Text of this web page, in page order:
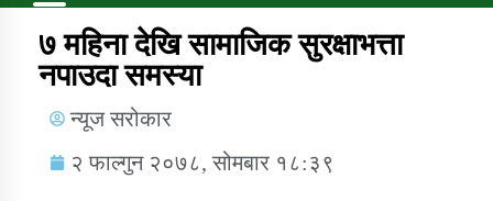
Trending Now
कुषि बिकास कार्यालय जुम्ला सुचना सन्देश
७ महिना देखि सामाजिक सुरक्षाभत्ता
नपाउदा समस्या
न्यूज सरोकार
२ फाल्गुन २०७८, सोमबार १८:३९